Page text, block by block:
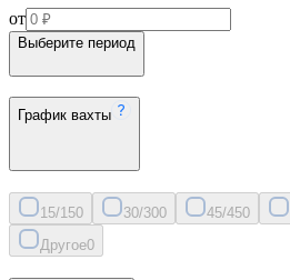
от
Выберите период
График вахты
15/150 30/300 45/450
Другое0